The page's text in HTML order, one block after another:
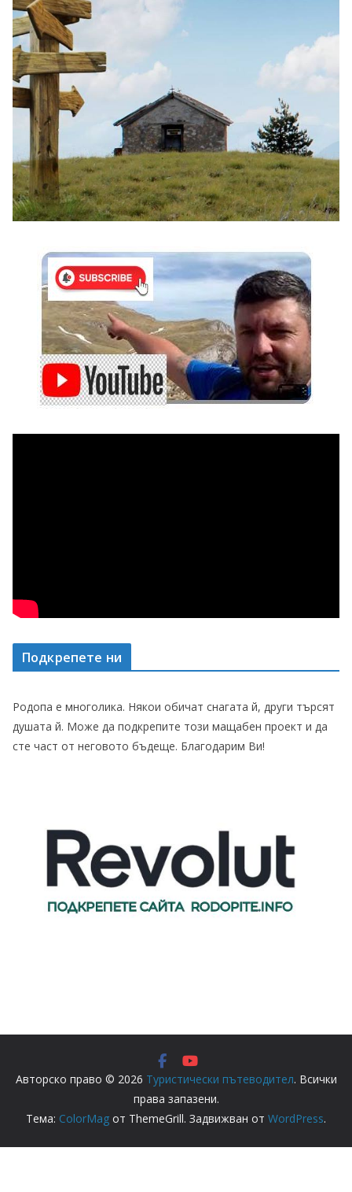
Подкрепете ни
Родопа е многолика. Някои обичат снагата й, други търсят
душата й. Може да подкрепите този мащабен проект и да
сте част от неговото бъдеще. Благодарим Ви!
Авторско право © 2026 Туристически пътеводител. Всички
права запазени.
Тема: ColorMag от ThemeGrill. Задвижван от WordPress.